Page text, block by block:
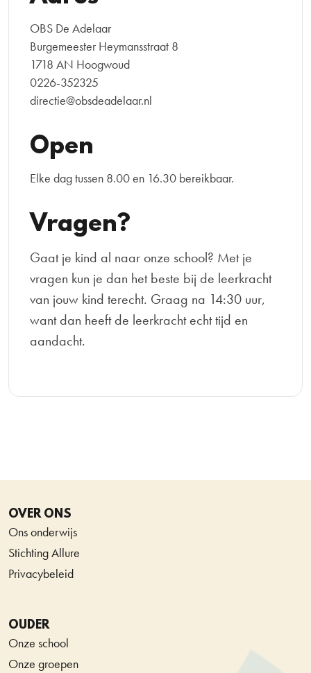
OBS De Adelaar
Burgemeester Heymansstraat 8
1718 AN Hoogwoud
0226-352325
directie@obsdeadelaar.nl
Open
Elke dag tussen 8.00 en 16.30 bereikbaar.
Vragen?
Gaat je kind al naar onze school? Met je
vragen kun je dan het beste bij de leerkracht
van jouw kind terecht. Graag na 14:30 uur,
want dan heeft de leerkracht echt tijd en
aandacht.
OVER ONS
Ons onderwijs
Stichting Allure
Privacybeleid
OUDER
Onze school
Onze groepen